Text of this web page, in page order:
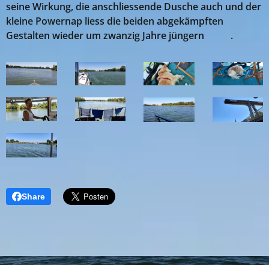
seine Wirkung, die anschliessende Dusche auch und der
kleine Powernap liess die beiden abgekämpften
Gestalten wieder um zwanzig Jahre jüngern 😍😎.
Share